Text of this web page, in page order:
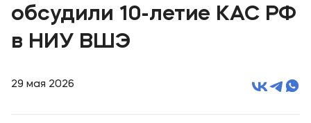
обсудили 10-летие КАС РФ
в НИУ ВШЭ
29 мая 2026